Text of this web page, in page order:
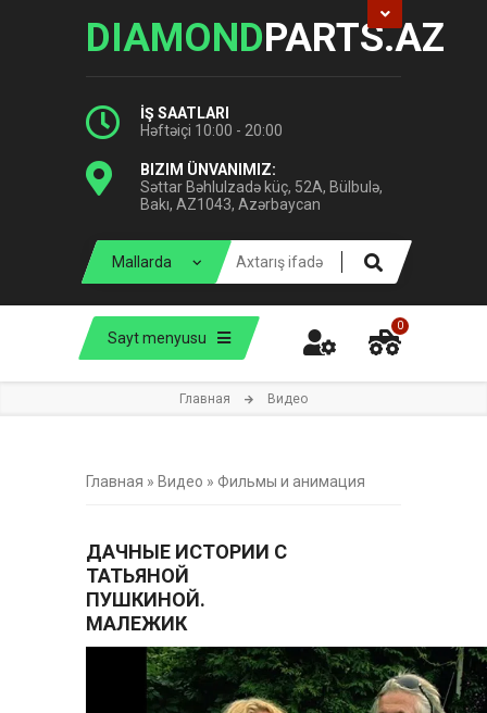
DIAMONDPARTS.AZ
İŞ SAATLARI
Həftəiçi 10:00 - 20:00
BIZIM ÜNVANIMIZ:
Səttar Bəhlulzadə küç, 52A, Bülbulə,
Bakı, AZ1043, Azərbaycan
Sayt menyusu
0
Главная Видео
Главная » Видео » Фильмы и анимация
ДАЧНЫЕ ИСТОРИИ С
ТАТЬЯНОЙ
ПУШКИНОЙ.
МАЛЕЖИК